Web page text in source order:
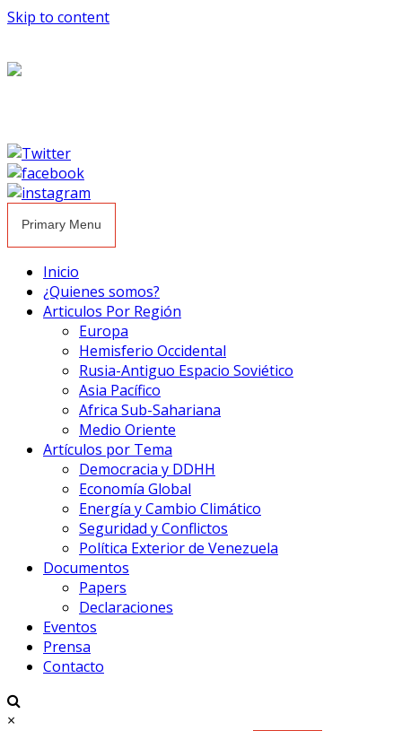
Skip to content
Primary Menu
Inicio
¿Quienes somos?
Articulos Por Región
Europa
Hemisferio Occidental
Rusia-Antiguo Espacio Soviético
Asia Pacífico
Africa Sub-Sahariana
Medio Oriente
Artículos por Tema
Democracia y DDHH
Economía Global
Energía y Cambio Climático
Seguridad y Conflictos
Política Exterior de Venezuela
Documentos
Papers
Declaraciones
Eventos
Prensa
Contacto
×